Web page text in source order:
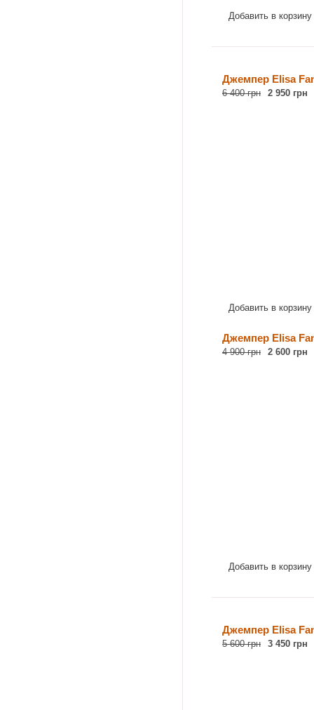
Добавить в корзину
Джемпер Elisa
6 400 грн 2 950 грн
Добавить в корзину
Джемпер Elisa
4 900 грн 2 600 грн
Добавить в корзину
Джемпер Elisa
5 600 грн 3 450 грн